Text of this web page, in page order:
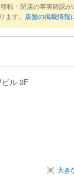
転・閉店の事実確認
す。 店舗の掲載情報
ル 3F
大き